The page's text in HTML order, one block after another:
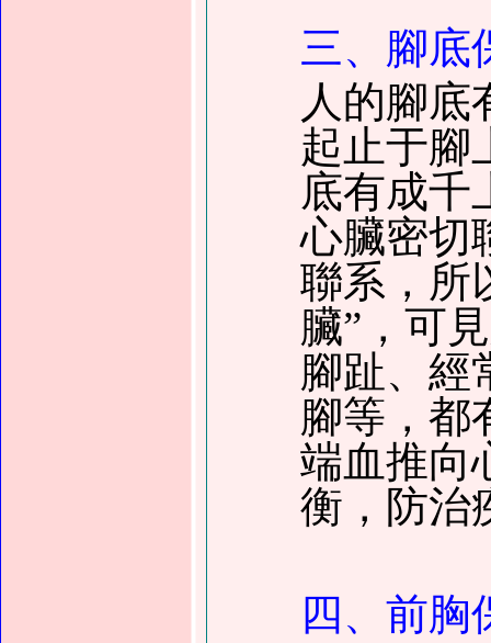
三、腳底
人的腳底
起止于腳
底有成千
心臟密切
聯系，所
臟”，可
腳趾、經
腳等，都
端血推向
衡，防治
四、前胸